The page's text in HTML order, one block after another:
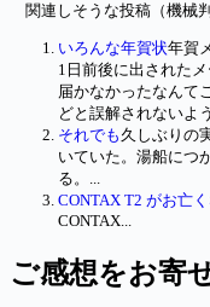
関連しそうな投稿（機械
いろんな年賀状年賀
1日前後に出された
届かなかったなんて
どと誤解されないよ
それでも 久しぶりの
いていた。湯船につ
る。...
CONTAX T2 がお亡
CONTAX...
ご感想をお寄